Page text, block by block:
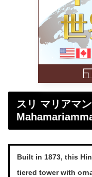
スリ マリアマ
Built in 1873, this
tiered tower with